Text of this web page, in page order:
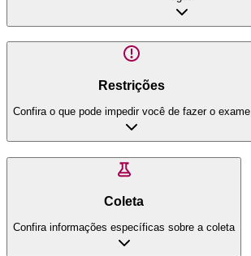
Restrições
Confira o que pode impedir você de fazer o exame
Coleta
Confira informações específicas sobre a coleta